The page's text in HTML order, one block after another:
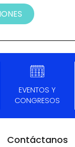
EVENTOS Y
CONGRESOS
Contáctanos